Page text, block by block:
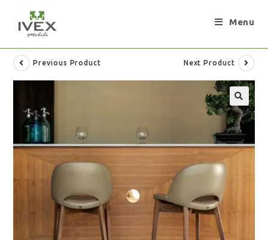
Menu
Previous Product Next Product